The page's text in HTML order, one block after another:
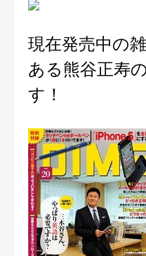
現在発売中の
ある熊谷正寿
す！